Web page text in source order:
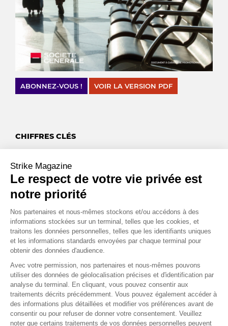
ABONNEZ-VOUS ! VOIR LA VERSION PDF
CHIFFRES CLÉS
C’est le niveau actuel du taux directeur effectif de la FED
correspondant au taux d’intérêt auquel les institutions de
dépôt échangent des fonds fédéraux.
Source : FRED Economic Data
1,067$
C’est le niveau actuel de la paire EUR/USD, bien au-dessous de
la moyenne à dix ans (1,146). Cette appréciation du Dollar face
à l’Euro peut être interprétée comme une conséquence directe
des différences de direction de baisse de taux qui se dessinent
entre la BCE et la FED.
Source : Market Map
Strike Magazine
Le respect de votre vie privée est
notre priorité
Nos partenaires et nous-mêmes stockons et/ou accédons à des
informations stockées sur un terminal, telles que les cookies, et
traitons les données personnelles, telles que les identifiants uniques
et les informations standards envoyées par chaque terminal pour
obtenir des données d'audience.
Avec votre permission, nos partenaires et nous-mêmes pouvons
utiliser des données de géolocalisation précises et d'identification par
analyse du terminal. En cliquant, vous pouvez consentir aux
traitements décrits précédemment. Vous pouvez également accéder à
des informations plus détaillées et modifier vos préférences avant de
consentir ou pour refuser de donner votre consentement. Veuillez
noter que certains traitements de vos données personnelles peuvent